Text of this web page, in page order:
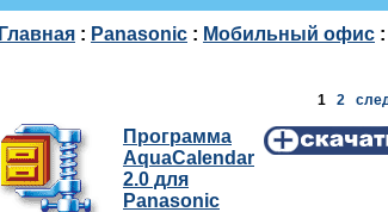
Главная : Panasonic : Мобильный офис :
1 2
Программа
AquaCalendar
2.0 для
Panasonic